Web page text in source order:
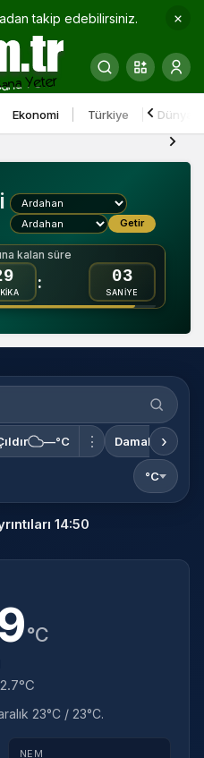
takip edebilirsiniz.
Ekonomi Türkiye Dünya
Getir
kalan süre
: 03
SANİYE
—°C ⋮ Damal —°C
›
°C
14:50
°C
23°C / 23°C.
NEM